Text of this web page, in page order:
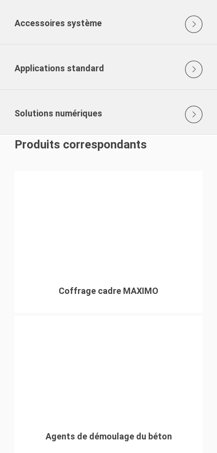
Accessoires système
Applications standard
Solutions numériques
Produits correspondants
Coffrage cadre MAXIMO
Agents de démoulage du béton